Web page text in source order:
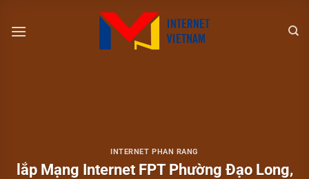
đến
INTERNET PHAN RANG
lắp Mạng Internet FPT Phường Đạo Long,